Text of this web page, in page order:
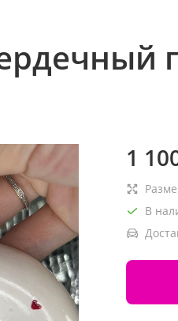
1
В